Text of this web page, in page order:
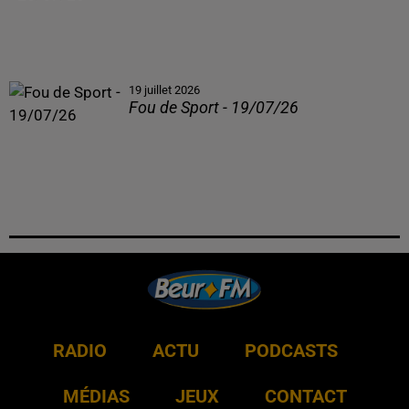
19 juillet 2026
Fou de Sport - 19/07/26
RADIO ACTU PODCASTS
MÉDIAS JEUX CONTACT